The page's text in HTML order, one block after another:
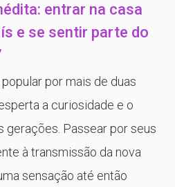
entrar na casa
e se sentir parte do
por mais de duas
a curiosidade e o
gerações. Passear por seus
à transmissão da nova
sensação até então